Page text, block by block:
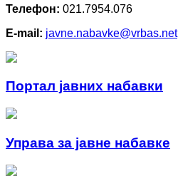
Телефон: 021.7954.076
E-mail: javne.nabavke@vrbas.net
Портал јавних набавки
Управа за јавне набавке